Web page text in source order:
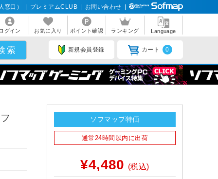
窓口） プレミアムCLUB お問い合わせ
グイン お気に入り ポイント確認 ランキング Language
新規会員登録 カート 0
ソフマップ特価
通常24時間以内に出荷
¥4,480 (税込)